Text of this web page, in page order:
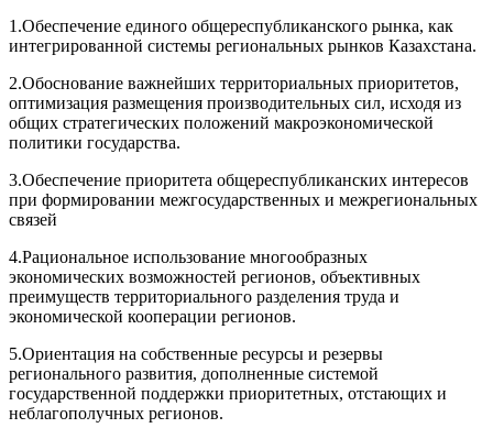
1.Обеспечение единого общереспубликанского рынка, как
интегрированной системы региональных рынков Казахстана.
2.Обоснование важнейших территориальных приоритетов,
оптимизация размещения производительных сил, исходя из
общих стратегических положений макроэкономической
политики государства.
3.Обеспечение приоритета общереспубликанских интересов
при формировании межгосударственных и межрегиональных
связей
4.Рациональное использование многообразных
экономических возможностей регионов, объективных
преимуществ территориального разделения труда и
экономической кооперации регионов.
5.Ориентация на собственные ресурсы и резервы
регионального развития, дополненные системой
государственной поддержки приоритетных, отстающих и
неблагополучных регионов.